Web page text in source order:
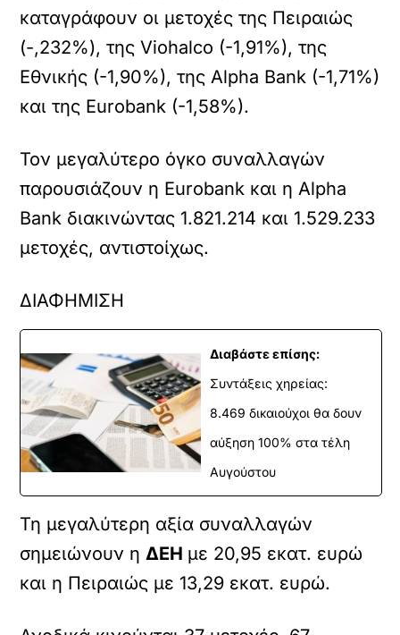
καταγράφουν οι μετοχές της Πειραιώς
(-,232%), της Viohalco (-1,91%), της
Εθνικής (-1,90%), της Alpha Bank (-1,71%)
και της Eurobank (-1,58%).
Τον μεγαλύτερο όγκο συναλλαγών
παρουσιάζουν η Eurobank και η Alpha
Bank διακινώντας 1.821.214 και 1.529.233
μετοχές, αντιστοίχως.
ΔΙΑΦΗΜΙΣΗ
Διαβάστε επίσης:
Συντάξεις χηρείας:
8.469 δικαιούχοι θα δουν
αύξηση 100% στα τέλη
Αυγούστου
Τη μεγαλύτερη αξία συναλλαγών
σημειώνουν ηΔΕΗ με 20,95 εκατ. ευρώ
και η Πειραιώς με 13,29 εκατ. ευρώ.